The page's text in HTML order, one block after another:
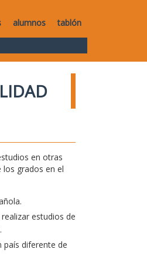
alumnos tablón
en otras
los grados en el
estudios de
país diferente de